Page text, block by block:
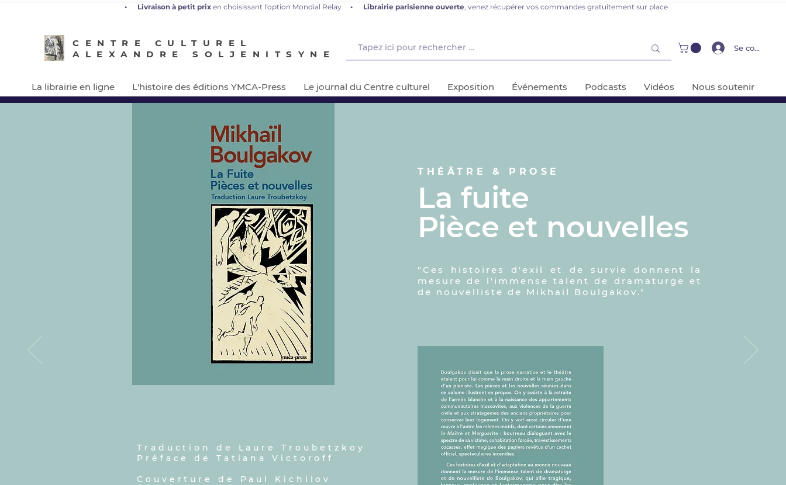
CENTRE CULTUREL
ALEXANDRE SOLJENITSYNE
Se connecter
La librairie en ligne L'histoire des éditions YMCA-Press Le journal du Centre culturel Exposition Événements Podcasts Vidéos Nous soutenir
Traduction de Laure Troubetzkoy
Préface de Tatiana Victoroff
Couverture de Paul Kichilov
THÉÂTRE & PROSE
La fuite
Pièce et nouvelles
"Ces histoires d'exil et de survie donnent la
mesure de l'immense talent de dramaturge et
de nouvelliste de Mikhaïl Boulgakov."
• Livraison à petit prix en choisissant l'option Mondial Relay • Librairie parisienne ouverte, venez récupérer vos commandes gratuitement sur place